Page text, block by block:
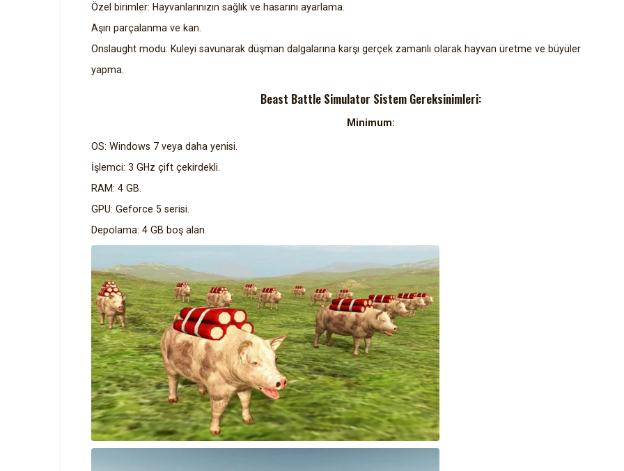
Özel birimler: Hayvanlarınızın sağlık ve hasarını ayarlama.
Aşırı parçalanma ve kan.
Onslaught modu: Kuleyi savunarak düşman dalgalarına karşı gerçek zamanlı olarak hayvan üretme ve büyüler
yapma.
Beast Battle Simulator Sistem Gereksinimleri:
Minimum:
OS: Windows 7 veya daha yenisi.
İşlemci: 3 GHz çift çekirdekli.
RAM: 4 GB.
GPU: Geforce 5 serisi.
Depolama: 4 GB boş alan.